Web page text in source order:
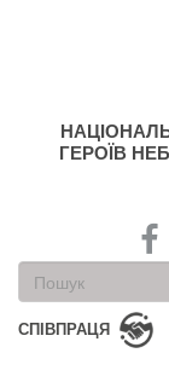
ГЕРОЇВ
Пошукова
форма
Пошук
СПІВПРАЦЯ